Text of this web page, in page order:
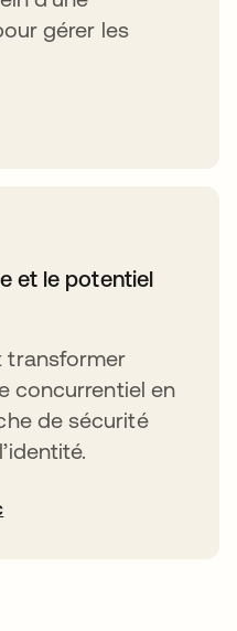
gérer les
et le potentiel
transformer
concurrentiel en
de sécurité